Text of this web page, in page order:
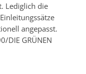
Lediglich die
angepasst.
DIE GRÜNEN